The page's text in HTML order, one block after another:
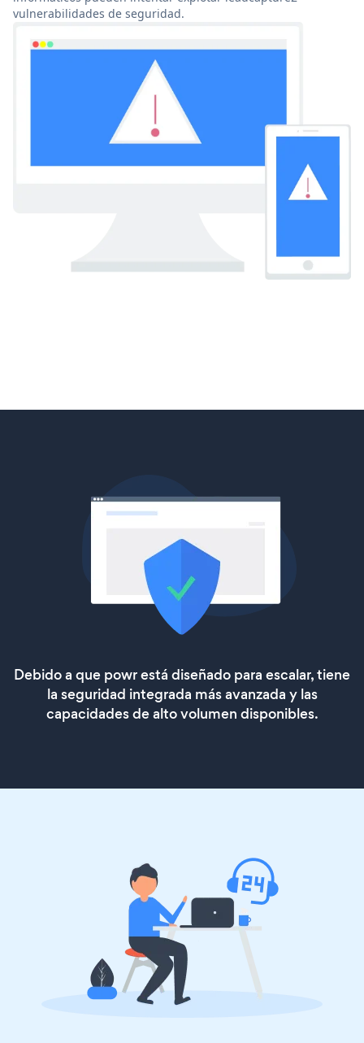
vulnerabilidades de seguridad.
Debido a que powr está diseñado para escalar, tiene
la seguridad integrada más avanzada y las
capacidades de alto volumen disponibles.